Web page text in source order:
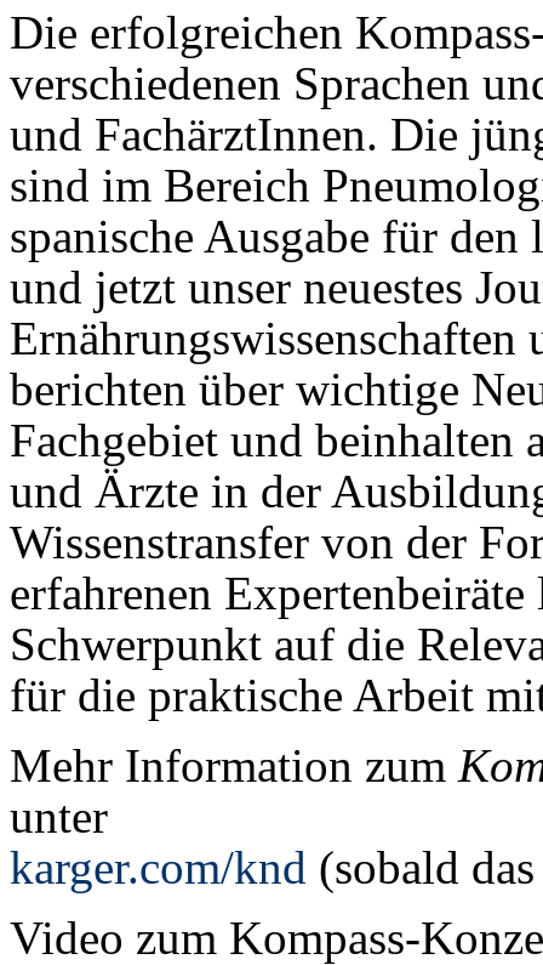
Die erfolgreichen
verschiedenen Sprachen
und FachärztInnen. Die
sind im Bereich
spanische Ausgabe für
und jetzt unser neuestes
berichten über wichtige
Fachgebiet und
und Ärzte in der
Wissenstransfer von der
erfahrenen Expertenbeiräte
Schwerpunkt auf die
für die praktische Arbeit
Mehr Information zum
unter
karger.com/knd (sobald
Video zum Kompass-